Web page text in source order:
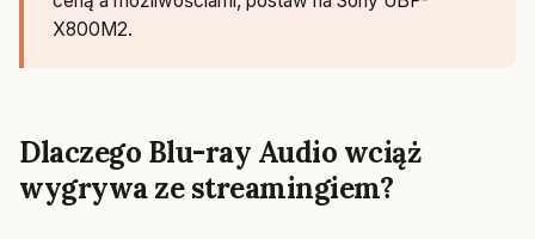
X800M2.
Dlaczego Blu-ray Audio wciąż
wygrywa ze streamingiem?